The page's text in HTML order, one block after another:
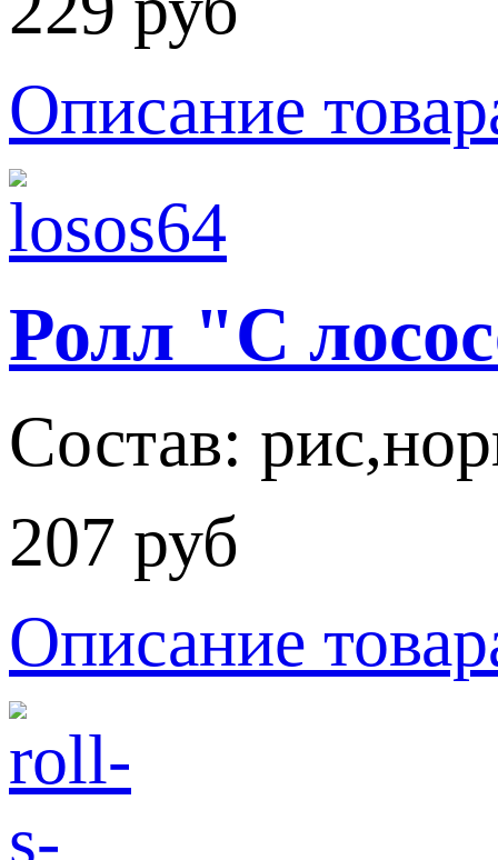
Описание
Ролл "С
Состав:
207 руб
Описание